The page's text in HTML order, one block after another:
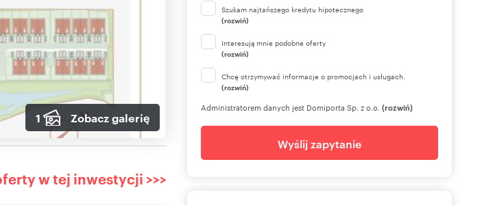
1 Zobacz galerię
w tej inwestycji >>>
Szukam najtańszego kredytu hipotecznego
(rozwiń)
Interesują mnie podobne oferty
(rozwiń)
Chcę otrzymywać informacje o promocjach i usługach.
(rozwiń)
Administratorem danych jest Domiporta Sp. z o.o. (rozwiń)
Wyślij zapytanie